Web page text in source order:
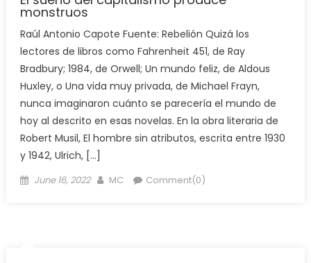
monstruos
Raúl Antonio Capote Fuente: Rebelión Quizá los
lectores de libros como Fahrenheit 451, de Ray
Bradbury; 1984, de Orwell; Un mundo feliz, de Aldous
Huxley, o Una vida muy privada, de Michael Frayn,
nunca imaginaron cuánto se parecería el mundo de
hoy al descrito en esas novelas. En la obra literaria de
Robert Musil, El hombre sin atributos, escrita entre 1930
y 1942, Ulrich, […]
Posted
June 16, 2022 Author
MC Comment(0)